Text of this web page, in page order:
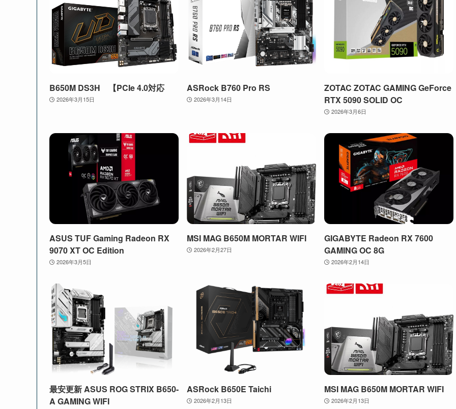
B650M DS3H 【PCIe 4.0対応
2026年3月15日
ASRock B760 Pro RS
2026年3月14日
ZOTAC ZOTAC GAMING GeForce
RTX 5090 SOLID OC
2026年3月6日
ASUS TUF Gaming Radeon RX
9070 XT OC Edition
2026年3月5日
MSI MAG B650M MORTAR WIFI
2026年2月27日
GIGABYTE Radeon RX 7600
GAMING OC 8G
2026年2月14日
最安更新 ASUS ROG STRIX B650-
A GAMING WIFI
ASRock B650E Taichi
2026年2月13日
MSI MAG B650M MORTAR WIFI
2026年2月13日